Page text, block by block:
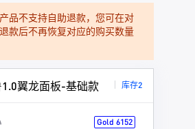
品不支持自助退款，您可在对
款后不再恢复对应的购买数量
翼龙面板-基础款 库存2
Gold 6152